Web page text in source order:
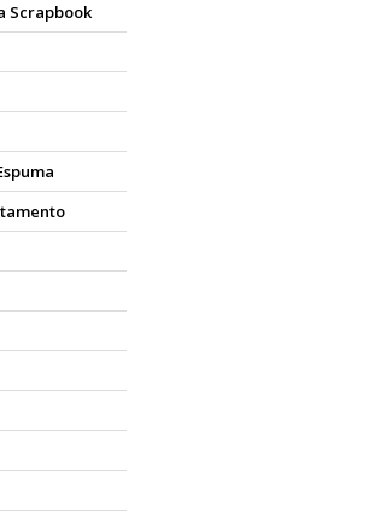
Scrapbook